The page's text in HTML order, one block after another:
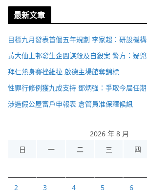
最新文章
目標九月發表首個五年規劃 李家超：研設機
黃大仙上邨發生企圖謀殺及自殺案 警方：疑
拜仁熱身賽挫維拉 啟德主場館奪錦標
性罪行修例獲九成支持 鄧炳強：爭取今屆任
涉造假公屋富戶申報表 倉管員准保釋候訊
2026 年 8 月
日
一 二 三 四
2 3 4 5 6